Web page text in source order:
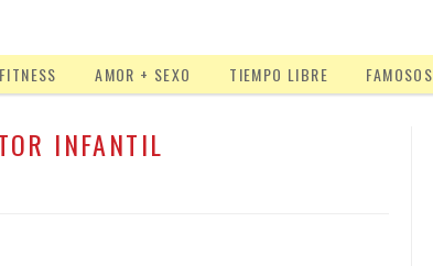
FITNESS AMOR + SEXO TIEMPO LIBRE FAMOSOS
INFANTIL